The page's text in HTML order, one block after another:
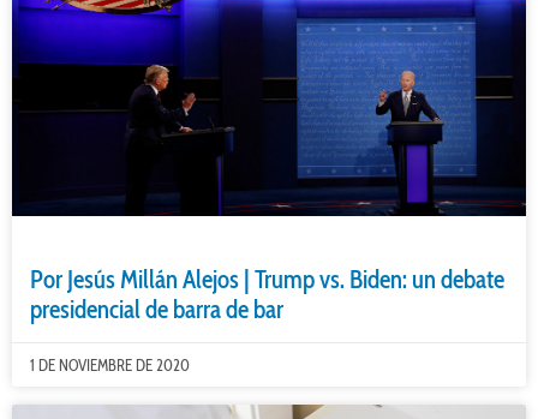
Por Jesús Millán Alejos | Trump vs. Biden: un debate
presidencial de barra de bar
1 DE NOVIEMBRE DE 2020